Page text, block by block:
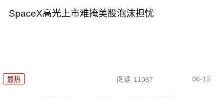
SpaceX高光上市难掩美股泡沫担忧
最热 阅读 11087 06-15